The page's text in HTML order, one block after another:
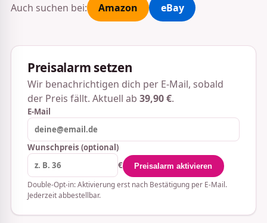
Auch suchen bei: Amazon eBay
Preisalarm setzen
Wir benachrichtigen dich per E-Mail, sobald
der Preis fällt. Aktuell ab 39,90 €.
E-Mail
Wunschpreis (optional)
€
Preisalarm aktivieren
Double-Opt-in: Aktivierung erst nach Bestätigung per E-Mail.
Jederzeit abbestellbar.